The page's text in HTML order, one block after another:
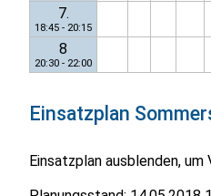
7.
18:45 - 20:15
8
20:30 - 22:00
Einsatzplan
Einsatzplan ausblenden,